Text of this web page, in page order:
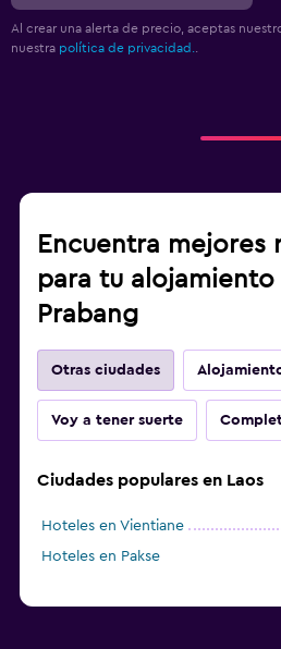
Al crear una alerta de precio, aceptas
nuestra política de privacidad.
Encuentra mejores
para tu alojamiento
Prabang
Otras ciudades
Voy a tener suerte
Ciudades populares en Laos
Hoteles en Vientiane
Hoteles en Pakse